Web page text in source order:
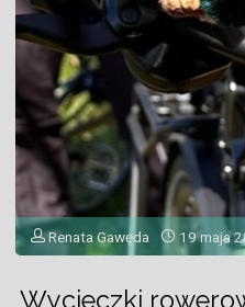
Renata Gawęda 19 maja
Wycieczki